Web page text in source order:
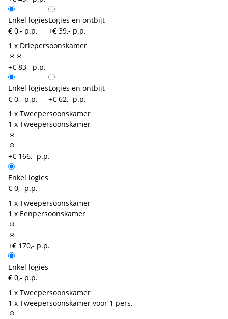
Enkel logies
€ 0,- p.p.
Logies en ontbijt
+€ 39,- p.p.
1 x Driepersoonskamer
+€ 83,- p.p.
Enkel logies
€ 0,- p.p.
Logies en ontbijt
+€ 62,- p.p.
1 x Tweepersoonskamer
1 x Tweepersoonskamer
+€ 166,- p.p.
Enkel logies
€ 0,- p.p.
1 x Tweepersoonskamer
1 x Eenpersoonskamer
+€ 170,- p.p.
Enkel logies
€ 0,- p.p.
1 x Tweepersoonskamer
1 x Tweepersoonskamer voor 1 pers.